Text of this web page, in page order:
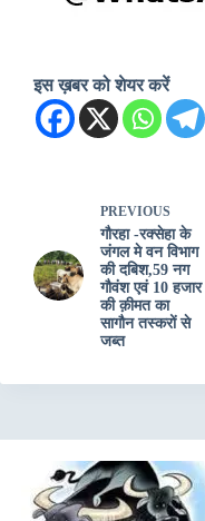
इस ख़बर को शेयर करें
PREVIOUS
गौरहा -रक्सेहा के
जंगल मे वन विभाग
की दबिश,59 नग
गौवंश एवं 10 हजार
की क़ीमत का
सागौन तस्करों से
जब्त